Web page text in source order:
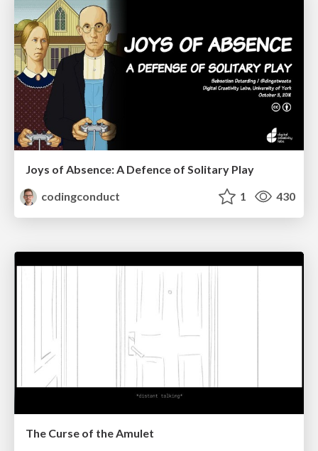
Joys of Absence: A Defence of Solitary Play
codingconduct
1 430
The Curse of the Amulet